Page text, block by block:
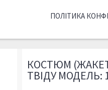
ПОЛІТИКА
КОСТЮМ
ТВІДУ МОДЕЛЬ: